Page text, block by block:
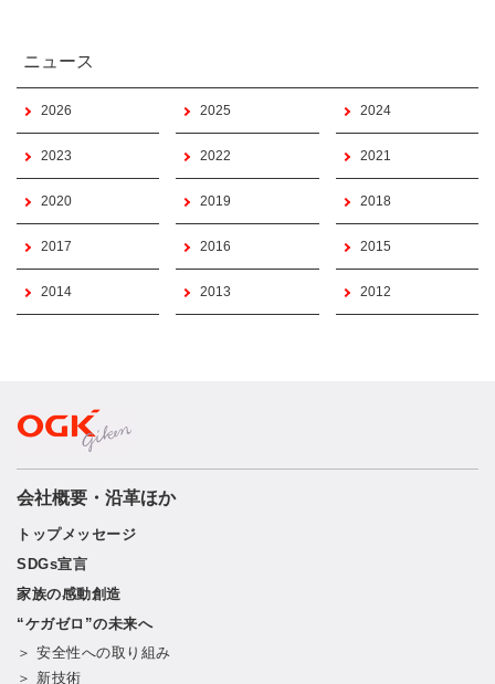
ニュース
2026 2025 2024
2023 2022 2021
2020 2019 2018
2017 2016 2015
2014 2013 2012
会社概要・沿革ほか
トップメッセージ
SDGs宣言
家族の感動創造
“ケガゼロ”の未来へ
＞ 安全性への取り組み
＞ 新技術